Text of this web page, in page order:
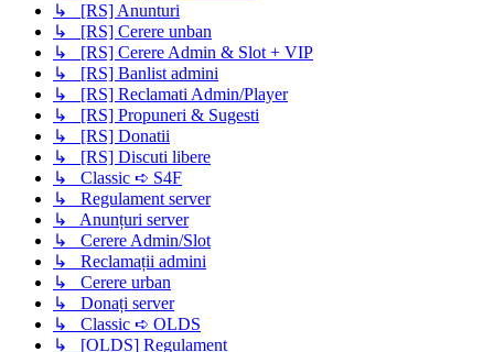
↳ [RS] Anunturi
↳ [RS] Cerere unban
↳ [RS] Cerere Admin & Slot + VIP
↳ [RS] Banlist admini
↳ [RS] Reclamati Admin/Player
↳ [RS] Propuneri & Sugesti
↳ [RS] Donatii
↳ [RS] Discuti libere
↳ Classic ➪ S4F
↳ Regulament server
↳ Anunțuri server
↳ Cerere Admin/Slot
↳ Reclamații admini
↳ Cerere urban
↳ Donați server
↳ Classic ➪ OLDS
↳ [OLDS] Regulament